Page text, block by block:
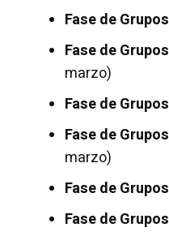
Fase de Grupos
Fase de Grupos
marzo)
Fase de Grupos
Fase de Grupos
marzo)
Fase de Grupos
Fase de Grupos